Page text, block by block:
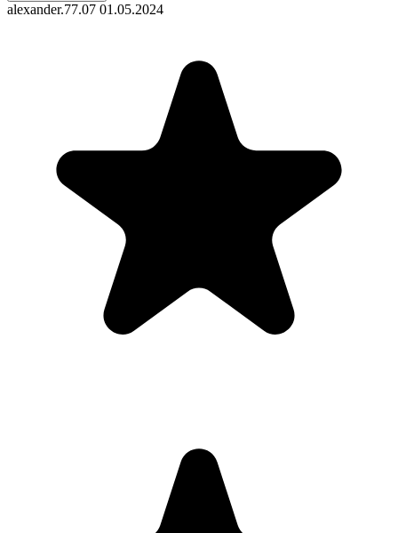
alexander.77.07 01.05.2024